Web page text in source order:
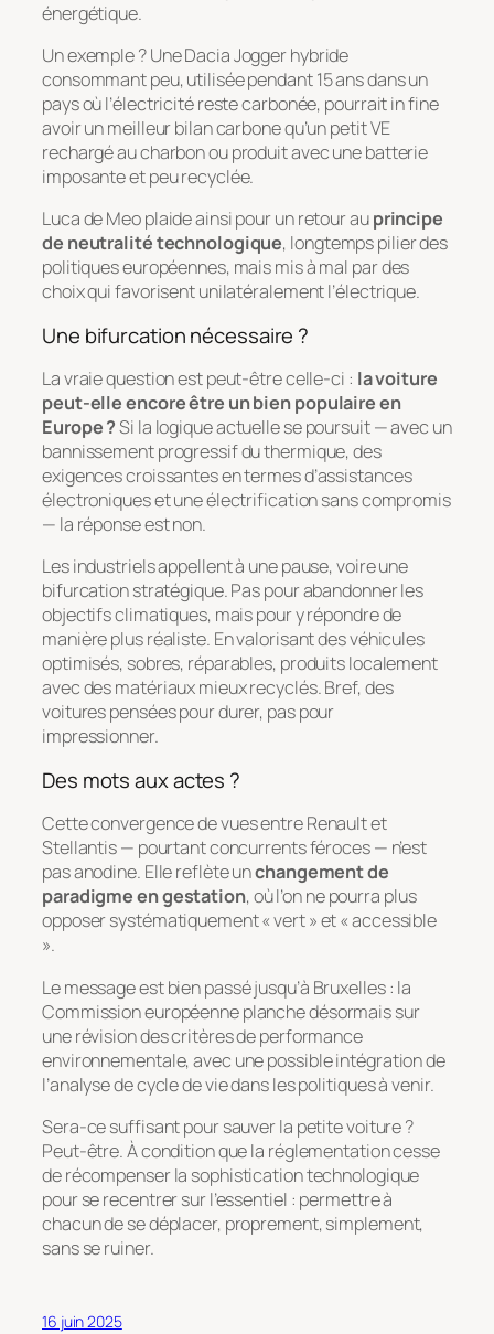
énergétique.
Un exemple ? Une Dacia Jogger hybride
consommant peu, utilisée pendant 15 ans dans un
pays où l’électricité reste carbonée, pourrait in fine
avoir un meilleur bilan carbone qu’un petit VE
rechargé au charbon ou produit avec une batterie
imposante et peu recyclée.
Luca de Meo plaide ainsi pour un retour auprincipe
de neutralité technologique, longtemps pilier des
politiques européennes, mais mis à mal par des
choix qui favorisent unilatéralement l’électrique.
Une bifurcation nécessaire ?
La vraie question est peut-être celle-ci : la voiture
peut-elle encore être un bien populaire en
Europe ?Si la logique actuelle se poursuit — avec un
bannissement progressif du thermique, des
exigences croissantes en termes d’assistances
électroniques et une électrification sans compromis
— la réponse est non.
Les industriels appellent à une pause, voire une
bifurcation stratégique. Pas pour abandonner les
objectifs climatiques, mais pour y répondre de
manière plus réaliste. En valorisant des véhicules
optimisés, sobres, réparables, produits localement
avec des matériaux mieux recyclés. Bref, des
voitures pensées pour durer, pas pour
impressionner.
Des mots aux actes ?
Cette convergence de vues entre Renault et
Stellantis — pourtant concurrents féroces — n’est
pas anodine. Elle reflète unchangement de
paradigme en gestation, où l’on ne pourra plus
opposer systématiquement « vert » et « accessible
».
Le message est bien passé jusqu’à Bruxelles : la
Commission européenne planche désormais sur
une révision des critères de performance
environnementale, avec une possible intégration de
l’analyse de cycle de vie dans les politiques à venir.
Sera-ce suffisant pour sauver la petite voiture ?
Peut-être. À condition que la réglementation cesse
de récompenser la sophistication technologique
pour se recentrer sur l’essentiel : permettre à
chacun de se déplacer, proprement, simplement,
sans se ruiner.
16 juin 2025